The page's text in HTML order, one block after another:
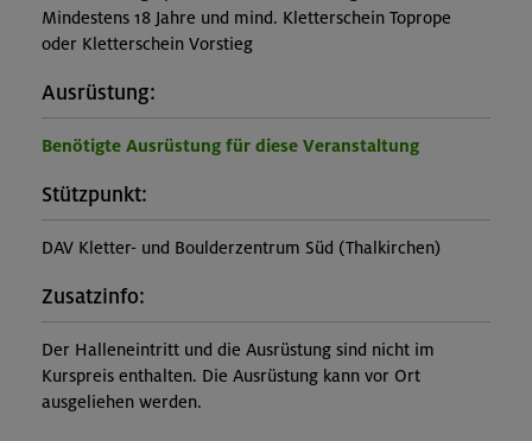
Mindestens 18 Jahre und mind. Kletterschein Toprope
oder Kletterschein Vorstieg
Ausrüstung:
Benötigte Ausrüstung für diese Veranstaltung
Stützpunkt:
DAV Kletter- und Boulderzentrum Süd (Thalkirchen)
Zusatzinfo:
Der Halleneintritt und die Ausrüstung sind nicht im
Kurspreis enthalten. Die Ausrüstung kann vor Ort
ausgeliehen werden.